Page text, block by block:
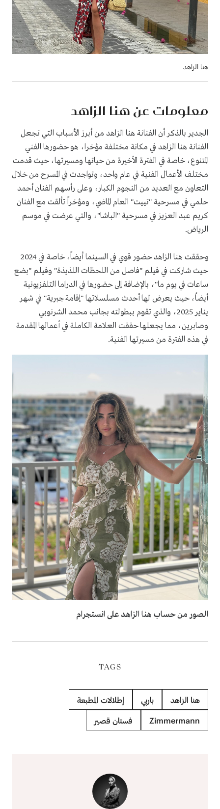
هنا الزاهد
معلومات عن هنا الزاهد
الجدير بالذكر أن الفنانة هنا الزاهد من أبرز الأسباب التي تجعل
الفنانة هنا الزاهد في مكانة مختلفة مؤخرا، هو حضورها الفني
المتنوع، خاصة في الفترة الأخيرة من حياتها ومسيرتها، حيث قدمت
مختلف الأعمال الفنية في عام واحد، وتواجدت في المسرح من خلال
التعاون مع العديد من النجوم الكبار، وعلى رأسهم الفنان أحمد
حلمي في مسرحية "تييت" العام الماضي، ومؤخراً تألقت مع الفنان
كريم عبد العزيز في مسرحية "الباشا"، والتي عرضت في موسم
الرياض.
وحققت هنا الزاهد حضور قوي في السينما أيضاً، خاصة في 2024
حيث شاركت في فيلم "فاصل من اللحظات اللذيذة" وفيلم "بضع
ساعات في يوم ما"، بالإضافة إلى حضورها في الدراما التلفزيونية
أيضاً، حيث يعرض لها أحدث مسلسلاتها "إقامة جبرية" في شهر
يناير 2025، والذي تقوم ببطولته بجانب محمد الشرنوبي
وصابرين، مما يجعلها حققت العلامة الكاملة في أعمالها المقدمة
في هذه الفترة من مسيرتها الفنية.
الصور من حساب هنا الزاهد على انستجرام
TAGS
هنا الزاهد باربي إطلالات المطبعة
Zimmermann فستان قصير